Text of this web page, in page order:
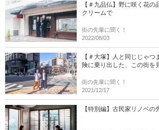
【＃九品仏】野に咲く花
クリームで
街の先輩に聞く！
2022/08/03
【＃大塚】人と同じじゃ
険に乗り出した、この街を
街の先輩に聞く！
2021/12/17
【特別編】古民家リノベの